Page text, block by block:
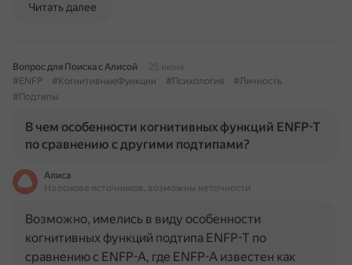
Читать далее
Вопрос для Поиска с Алисой
25 июня
#ENFP
#КогнитивныеФункции #Психология
#Личность
#Подтипы
В чем особенности когнитивных функций ENFP-T
по сравнению с другими подтипами?
Алиса
На основе источников, возможны неточности
Возможно, имелись в виду особенности
когнитивных функций подтипа ENFP-T по
сравнению с ENFP-A, где ENFP-A известен как